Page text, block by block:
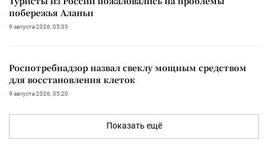
побережья Аланьи
9 августа 2026, 05:33
Роспотребнадзор назвал свеклу мощным средством
для восстановления клеток
9 августа 2026, 05:20
Показать ещё